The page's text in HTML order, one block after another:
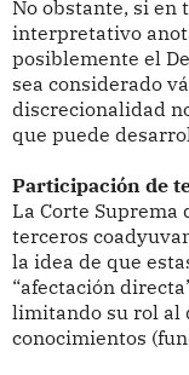
No obstante, si en
interpretativo
posiblemente el
sea considerado
discrecionalidad
que puede
Participación de
La Corte
terceros
la idea de que
“afectación
limitando su rol al
conocimientos